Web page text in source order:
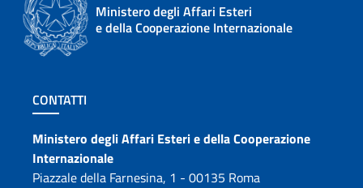
Ministero degli Affari Esteri
e della Cooperazione Internazionale
Sezione footer
CONTATTI
Contatti
Ministero degli Affari Esteri e della Cooperazione
Internazionale
Piazzale della Farnesina, 1 - 00135 Roma